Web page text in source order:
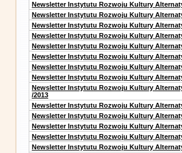
Newsletter Instytutu Rozwoju Kultury
Newsletter Instytutu Rozwoju Kultury
Newsletter Instytutu Rozwoju Kultury
Newsletter Instytutu Rozwoju Kultury
Newsletter Instytutu Rozwoju Kultury
Newsletter Instytutu Rozwoju Kultury
Newsletter Instytutu Rozwoju Kultury
Newsletter Instytutu Rozwoju Kultury
Newsletter Instytutu Rozwoju Kultury
/2013
Newsletter Instytutu Rozwoju Kultury
Newsletter Instytutu Rozwoju Kultury
Newsletter Instytutu Rozwoju Kultury
Newsletter Instytutu Rozwoju Kultury
Newsletter Instytutu Rozwoju Kultury